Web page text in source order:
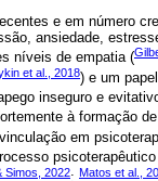
e em número
ansiedade,
níveis de empatia (
et al., 2018) e um
inseguro e
à formação
em
Simos, 2022; Matos et al.,